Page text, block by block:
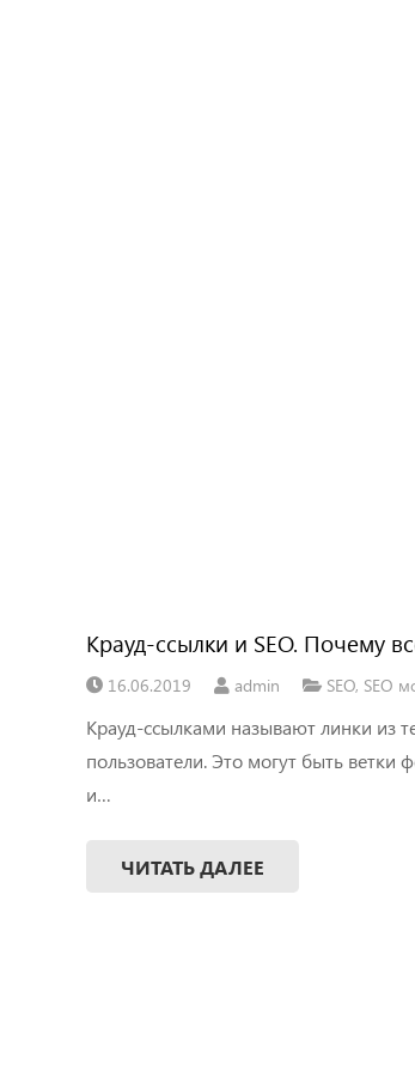
Крауд-ссылки и SEO. Почему
16.06.2019 admin SEO, SEO
Крауд-ссылками называют линки из
пользователи. Это могут быть ветки
и…
ЧИТАТЬ ДАЛЕЕ